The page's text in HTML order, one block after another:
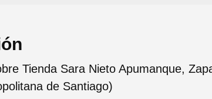
Tienda Sara Nieto Apumanque,
de Santiago)